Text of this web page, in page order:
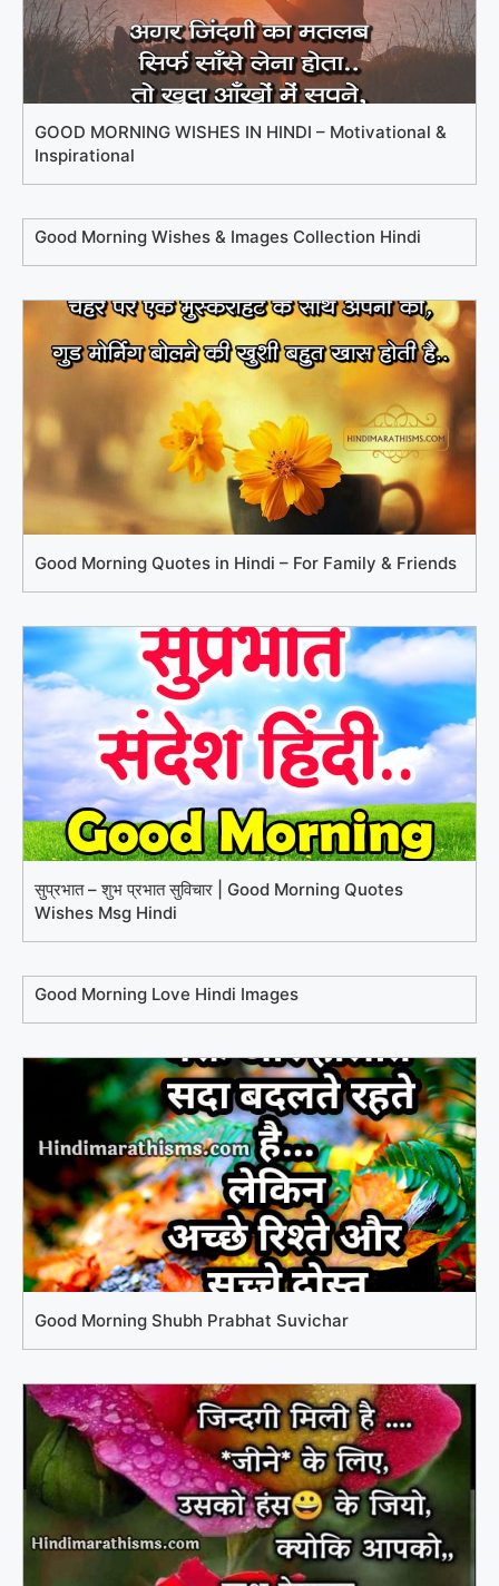
GOOD MORNING WISHES IN HINDI – Motivational &
Inspirational
Good Morning Wishes & Images Collection Hindi
Good Morning Quotes in Hindi – For Family & Friends
सुप्रभात – शुभ प्रभात सुविचार | Good Morning Quotes
Wishes Msg Hindi
Good Morning Love Hindi Images
Good Morning Shubh Prabhat Suvichar